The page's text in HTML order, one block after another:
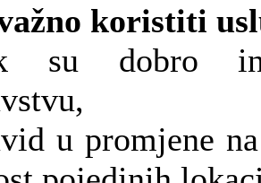
koristiti
su dobro
u promjene